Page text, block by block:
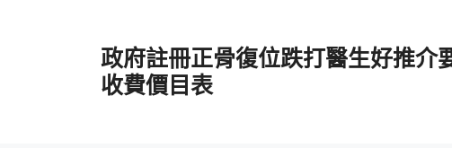
政府註冊正骨復位跌打醫生好推介
收費價目表